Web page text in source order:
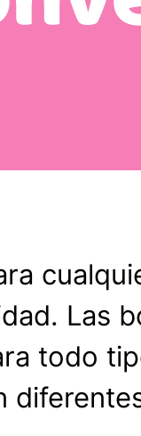
Las
todo